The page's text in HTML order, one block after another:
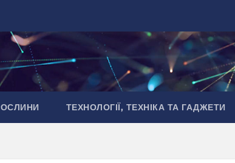
ТЕХНОЛОГІЇ, ТЕХНІКА ТА ГАДЖЕТИ